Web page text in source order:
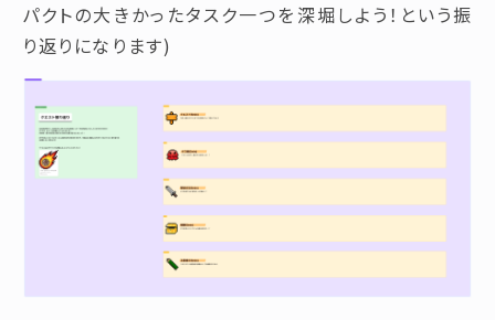
パクトの大きかったタスク一つを深堀しよう！という振
り返りになります)